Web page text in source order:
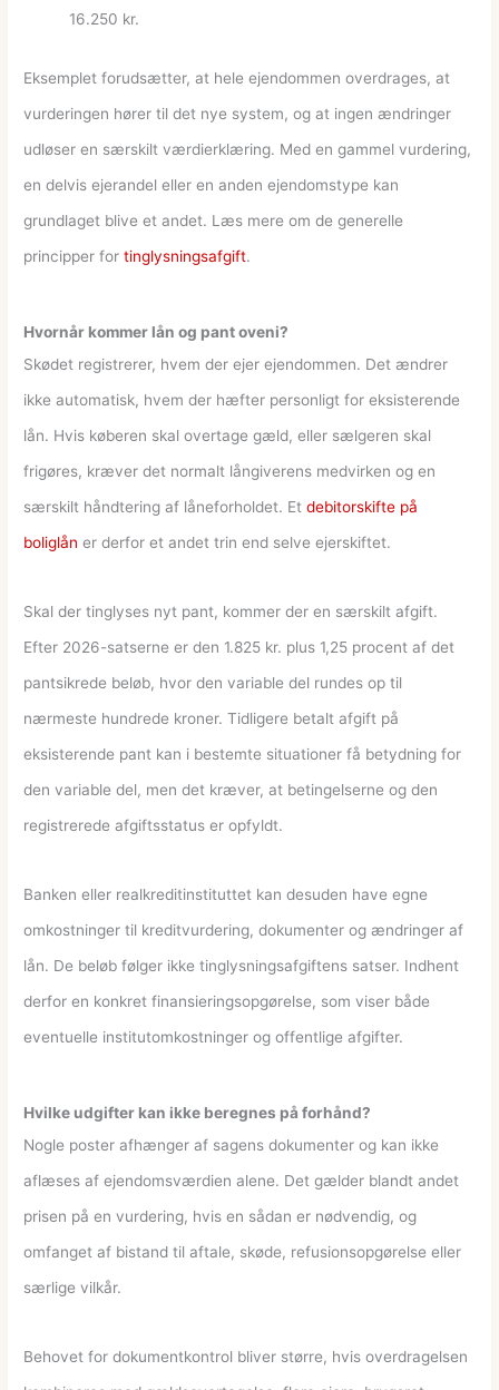
16.250 kr.
Eksemplet forudsætter, at hele ejendommen overdrages, at
vurderingen hører til det nye system, og at ingen ændringer
udløser en særskilt værdierklæring. Med en gammel vurdering,
en delvis ejerandel eller en anden ejendomstype kan
grundlaget blive et andet. Læs mere om de generelle
principper fortinglysningsafgift.
Hvornår kommer lån og pant oveni?
Skødet registrerer, hvem der ejer ejendommen. Det ændrer
ikke automatisk, hvem der hæfter personligt for eksisterende
lån. Hvis køberen skal overtage gæld, eller sælgeren skal
frigøres, kræver det normalt långiverens medvirken og en
særskilt håndtering af låneforholdet. Etdebitorskifte på
boliglån er derfor et andet trin end selve ejerskiftet.
Skal der tinglyses nyt pant, kommer der en særskilt afgift.
Efter 2026-satserne er den 1.825 kr. plus 1,25 procent af det
pantsikrede beløb, hvor den variable del rundes op til
nærmeste hundrede kroner. Tidligere betalt afgift på
eksisterende pant kan i bestemte situationer få betydning for
den variable del, men det kræver, at betingelserne og den
registrerede afgiftsstatus er opfyldt.
Banken eller realkreditinstituttet kan desuden have egne
omkostninger til kreditvurdering, dokumenter og ændringer af
lån. De beløb følger ikke tinglysningsafgiftens satser. Indhent
derfor en konkret finansieringsopgørelse, som viser både
eventuelle institutomkostninger og offentlige afgifter.
Hvilke udgifter kan ikke beregnes på forhånd?
Nogle poster afhænger af sagens dokumenter og kan ikke
aflæses af ejendomsværdien alene. Det gælder blandt andet
prisen på en vurdering, hvis en sådan er nødvendig, og
omfanget af bistand til aftale, skøde, refusionsopgørelse eller
særlige vilkår.
Behovet for dokumentkontrol bliver større, hvis overdragelsen